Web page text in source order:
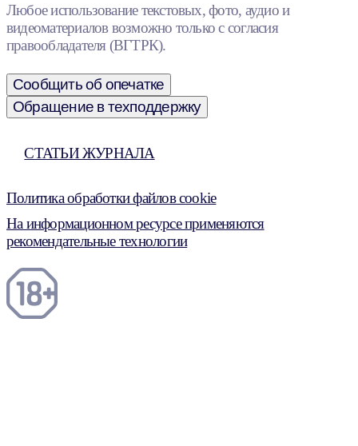
Любое использование текстовых, фото, аудио и
видеоматериалов возможно только с согласия
правообладателя (ВГТРК).
Сообщить об опечатке
Обращение в техподдержку
СТАТЬИ ЖУРНАЛА
Политика обработки файлов cookie
На информационном ресурсе применяются
рекомендательные технологии